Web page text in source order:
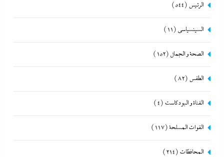
الرئيس (544)
السينسياسي (11)
الصحة و الجمال (152)
الطقس (82)
القناة و البودكاست (4)
القوات المسلحة(117)
المحافظات (214)